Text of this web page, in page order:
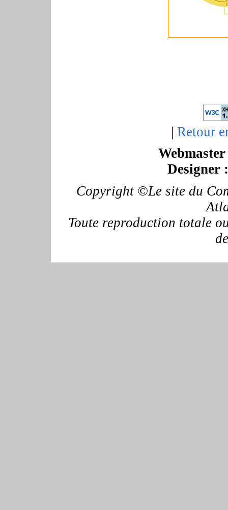
| Retour
Designer :
Copyright ©Le site du
Toute reproduction totale